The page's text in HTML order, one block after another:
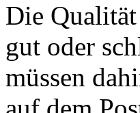
Die
gut oder
müssen